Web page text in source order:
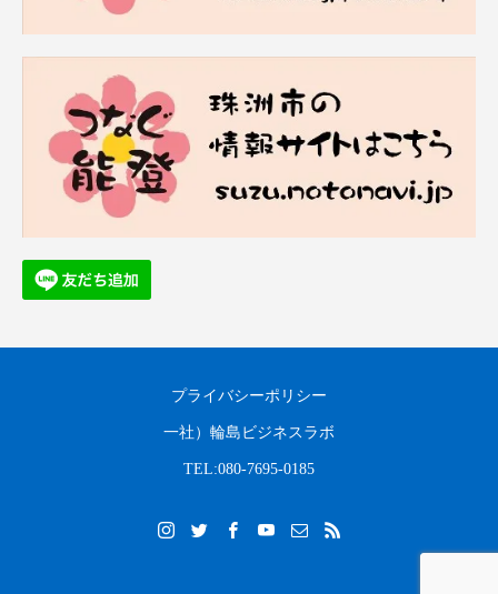
プライバシーポリシー
一社）輪島ビジネスラボ
TEL:080-7695-0185